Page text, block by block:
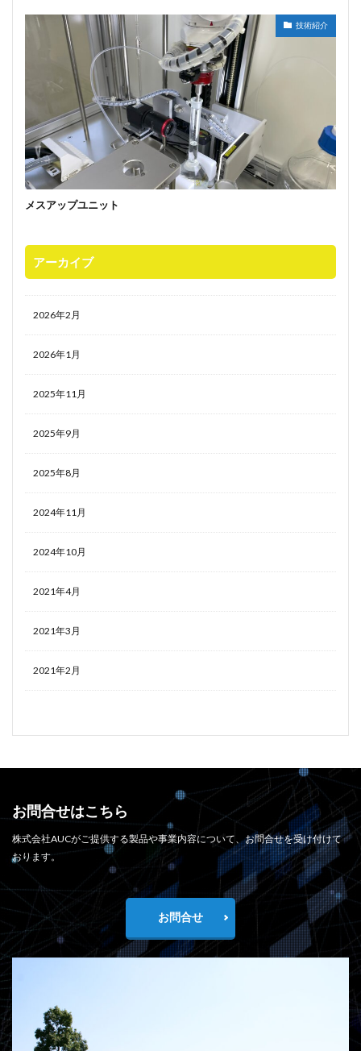
技術紹介
メスアップユニット
アーカイブ
2026年2月
2026年1月
2025年11月
2025年9月
2025年8月
2024年11月
2024年10月
2021年4月
2021年3月
2021年2月
お問合せはこちら
株式会社AUCがご提供する製品や事業内容について、お問合せを受け付けて
おります。
お問合せ